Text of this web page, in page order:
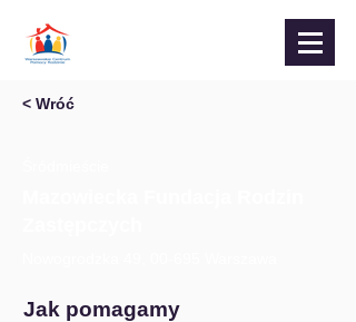
< Wróć
Jak pomagamy